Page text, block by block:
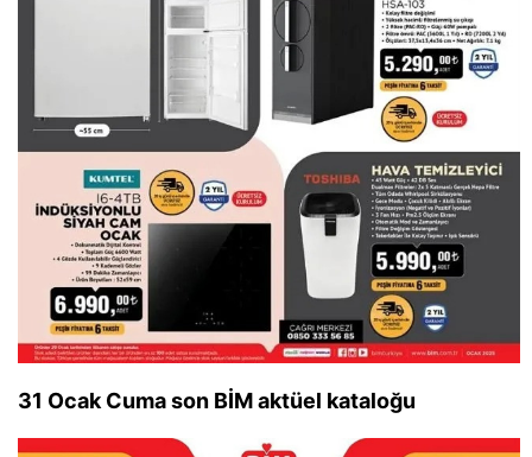
31 Ocak Cuma son BİM aktüel kataloğu